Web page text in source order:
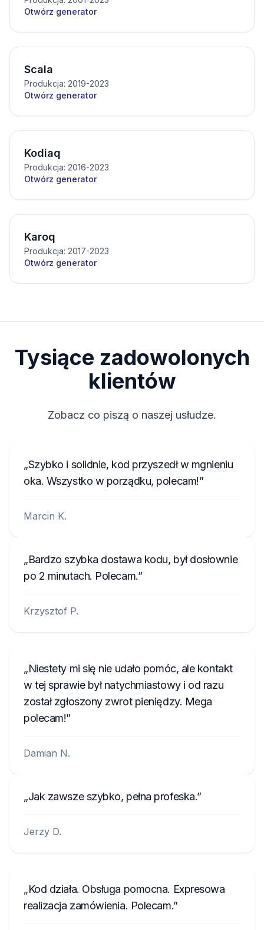
Otwórz generator
Scala
Produkcja: 2019-2023
Otwórz generator
Kodiaq
Produkcja: 2016-2023
Otwórz generator
Karoq
Produkcja: 2017-2023
Otwórz generator
Tysiące zadowolonych
klientów
Zobacz co piszą o naszej usłudze.
Szybko i solidnie, kod przyszedł w mgnieniu
oka. Wszystko w porządku, polecam!
Marcin K.
Bardzo szybka dostawa kodu, był dosłownie
po 2 minutach. Polecam.
Krzysztof P.
Niestety mi się nie udało pomóc, ale kontakt
w tej sprawie był natychmiastowy i od razu
został zgłoszony zwrot pieniędzy. Mega
polecam!
Damian N.
Jak zawsze szybko, pełna profeska.
Jerzy D.
Kod działa. Obsługa pomocna. Expresowa
realizacja zamówienia. Polecam.